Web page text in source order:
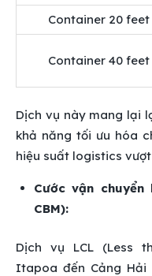
Container 20 feet
Container 40 feet
Dịch vụ này mang lại
khả năng tối ưu hóa
hiệu suất logistics
Cước vận
CBM):
Dịch vụ LCL (Less
Itapoa đến Cảng Hải